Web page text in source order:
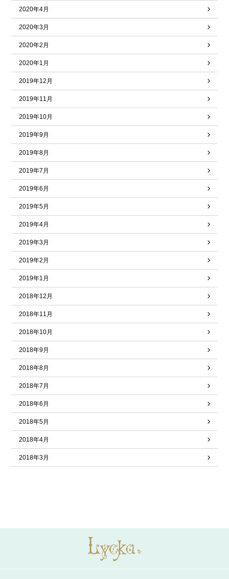
2020年4月
2020年3月
2020年2月
2020年1月
2019年12月
2019年11月
2019年10月
2019年9月
2019年8月
2019年7月
2019年6月
2019年5月
2019年4月
2019年3月
2019年2月
2019年1月
2018年12月
2018年11月
2018年10月
2018年9月
2018年8月
2018年7月
2018年6月
2018年5月
2018年4月
2018年3月